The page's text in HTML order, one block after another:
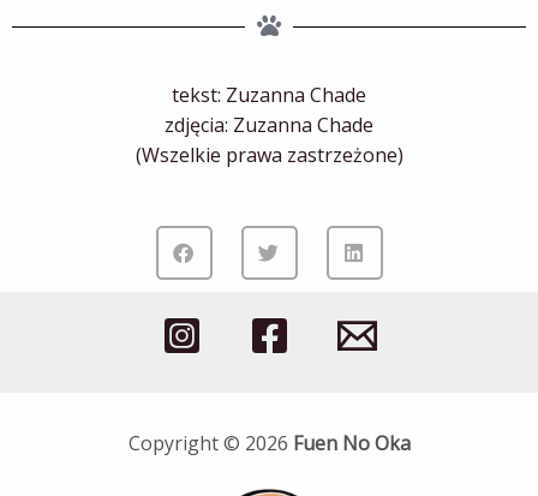
tekst: Zuzanna Chade
zdjęcia: Zuzanna Chade
(Wszelkie prawa zastrzeżone)
Copyright © 2026 Fuen No Oka